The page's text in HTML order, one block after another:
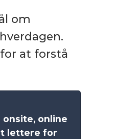
om
at forstå
onsite, online
lettere for